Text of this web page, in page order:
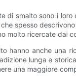
di smalto sono i
spesso
molto ricercate dai
hanno anche una
lunga e
una maggiore